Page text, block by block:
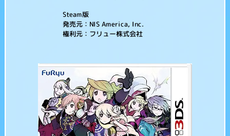
Steam版
発売元：NIS America, Inc.
権利元：フリュー株式会社